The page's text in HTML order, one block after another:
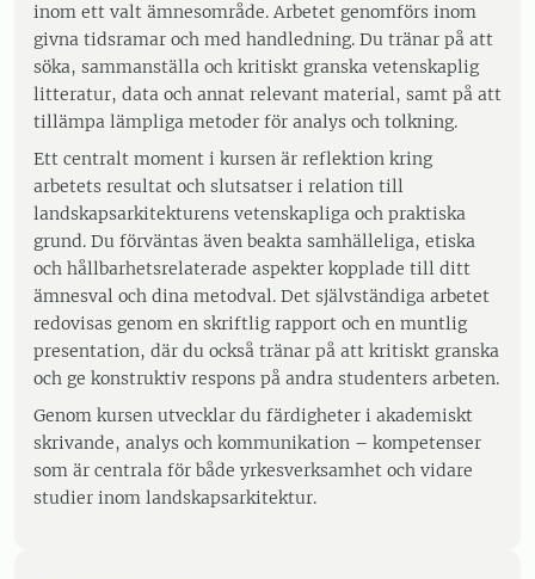
inom ett valt ämnesområde. Arbetet genomförs inom
givna tidsramar och med handledning. Du tränar på att
söka, sammanställa och kritiskt granska vetenskaplig
litteratur, data och annat relevant material, samt på att
tillämpa lämpliga metoder för analys och tolkning.
Ett centralt moment i kursen är reflektion kring
arbetets resultat och slutsatser i relation till
landskapsarkitekturens vetenskapliga och praktiska
grund. Du förväntas även beakta samhälleliga, etiska
och hållbarhetsrelaterade aspekter kopplade till ditt
ämnesval och dina metodval. Det självständiga arbetet
redovisas genom en skriftlig rapport och en muntlig
presentation, där du också tränar på att kritiskt granska
och ge konstruktiv respons på andra studenters arbeten.
Genom kursen utvecklar du färdigheter i akademiskt
skrivande, analys och kommunikation – kompetenser
som är centrala för både yrkesverksamhet och vidare
studier inom landskapsarkitektur.